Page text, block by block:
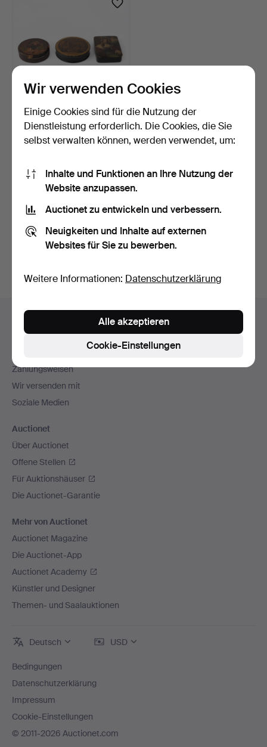
Dosen. 3 Stk., 19. Jh.
11 Tage
106 USD
Sie können auch inBeendete Auktionen aus unserem
suchen.
Fußzeilen-
Kontakt mit dem Support aufnehmen
Zahlungsweisen
Wir versenden mit
Soziale Medien
Auctionet
Über Auctionet
Offene Stellen
Für Auktionshäuser
Die Auctionet-Garantie
Mehr von Auctionet
Auctionet Magazine
Die Auctionet-App
Auctionet Academy
Künstler und Designer
Themen- und Saalauktionen
Deutsch USD
Bedingungen
Datenschutzerklärung
Impressum
Cookie-Einstellungen
© 2011-2026 Auctionet.com
Wir verwenden Cookies
Einige Cookies sind für die Nutzung der
Dienstleistung erforderlich. Die Cookies, die Sie
selbst verwalten können, werden verwendet, um:
Inhalte und Funktionen an Ihre Nutzung der
Website anzupassen.
Auctionet zu entwickeln und verbessern.
Neuigkeiten und Inhalte auf externen
Websites für Sie zu bewerben.
Weitere Informationen: Datenschutzerklärung
Cookie-Einstellungen
Alle akzeptieren